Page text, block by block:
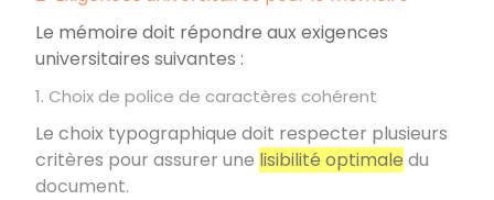
Le mémoire doit répondre aux exigences
universitaires suivantes :
1. Choix de police de caractères cohérent
Le choix typographique doit respecter plusieurs
critères pour assurer une lisibilité optimale du
document.